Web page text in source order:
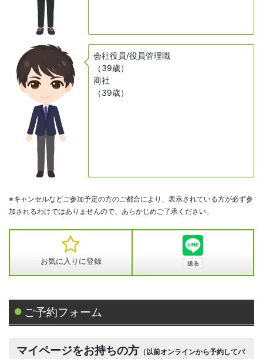
会社役員/役員管理職
（39歳）
商社
（39歳）
※キャンセルなどご参加予定の方のご都合により、表示されている方が必ず参
加されるわけではありませんので、あらかじめご了承ください。
お気に入りに登録
ご予約フォーム
マイページをお持ちの方 （以前オンラインから予約してパ